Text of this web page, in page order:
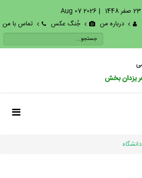
23 صفر 1448 |
2026 Aug 07
درباره من
جُنگ عکس تماس با من
دانشگاه